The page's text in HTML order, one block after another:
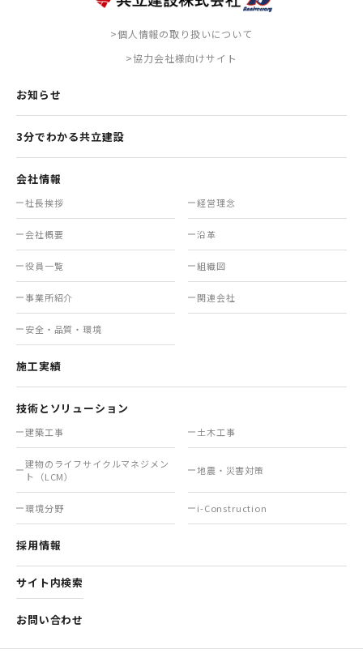
>個人情報の取り扱いについて
>協力会社様向けサイト
お知らせ
3分でわかる共立建設
会社情報
社長挨拶 経営理念
会社概要 沿革
役員一覧 組織図
事業所紹介 関連会社
安全・品質・環境
施工実績
技術とソリューション
建築工事 土木工事
建物のライフサイクルマネジメン
ト（LCM）
地震・災害対策
環境分野 i-Construction
採用情報
サイト内検索
お問い合わせ